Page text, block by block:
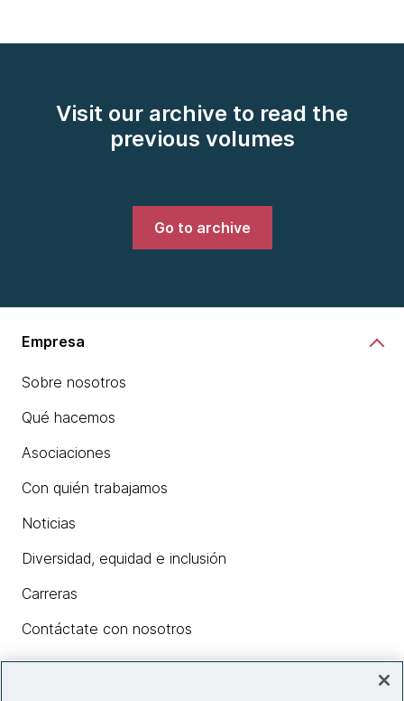
Visit our archive to read the
previous volumes
Go to archive
Empresa
Sobre nosotros
Qué hacemos
Asociaciones
Con quién trabajamos
Noticias
Diversidad, equidad e inclusión
Carreras
Contáctate con nosotros